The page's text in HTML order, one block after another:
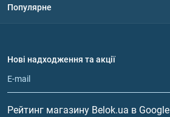
Політика конфіденційності
Обмін та повернення
Популярне
Протеїн
Гейнери
Вітаміни та мінерали
Нові надходження та акції
Рейтинг магазину Belok.ua в Google